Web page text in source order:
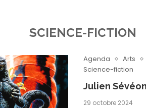
SCIENCE-FICTION
Agenda Arts
Science-fiction
Julien
29 octobre 2024